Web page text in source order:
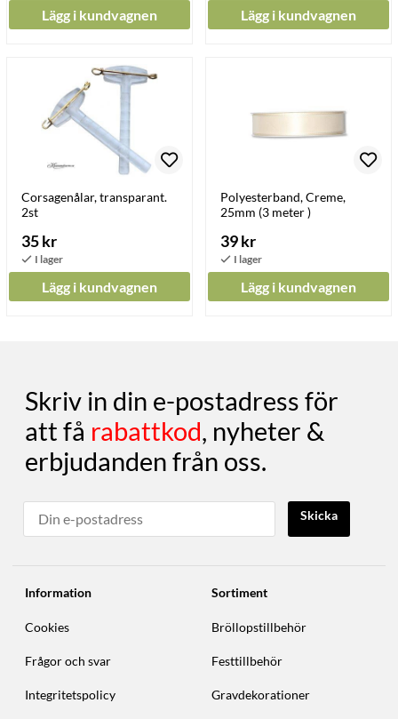
Lägg i kundvagnen Lägg i kundvagnen
Corsagenålar, transparant.
2st
35 kr
Lägg i kundvagnen
Polyesterband, Creme,
25mm (3 meter )
39 kr
Lägg i kundvagnen
Skriv in din e-postadress för
att få rabattkod, nyheter &
erbjudanden från oss.
Skicka
Information
Cookies
Frågor och svar
Integritetspolicy
Sortiment
Bröllopstillbehör
Festtillbehör
Gravdekorationer